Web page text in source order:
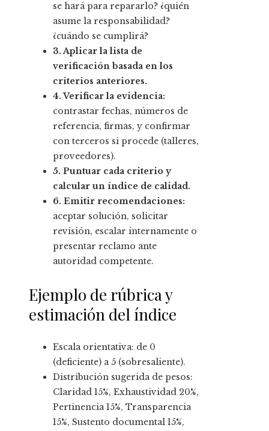
se hará para repararlo? ¿quién
asume la responsabilidad?
¿cuándo se cumplirá?
3. Aplicar la lista de
verificación basada en los
criterios anteriores.
4. Verificar la evidencia:
contrastar fechas, números de
referencia, firmas, y confirmar
con terceros si procede (talleres,
proveedores).
5. Puntuar cada criterio y
calcular un índice de calidad.
6. Emitir recomendaciones:
aceptar solución, solicitar
revisión, escalar internamente o
presentar reclamo ante
autoridad competente.
Ejemplo de rúbrica y
estimación del índice
Escala orientativa: de 0
(deficiente) a 5 (sobresaliente).
Distribución sugerida de pesos:
Claridad 15%, Exhaustividad 20%,
Pertinencia 15%, Transparencia
15%, Sustento documental 15%,